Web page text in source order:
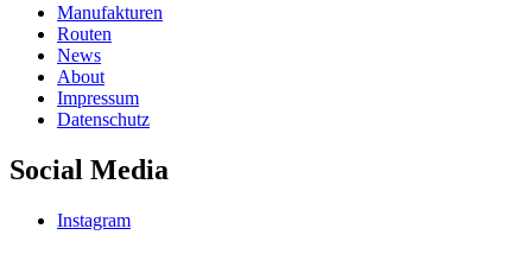
Manufakturen
Routen
News
About
Impressum
Datenschutz
Social Media
Instagram